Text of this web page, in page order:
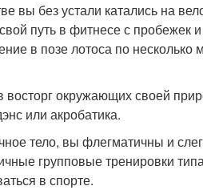
вы без устали катались на
путь в фитнесе с
в позе лотоса по несколько
окружающих своей
или акробатика.
тело, вы флегматичны и
групповые тренировки
в спорте.